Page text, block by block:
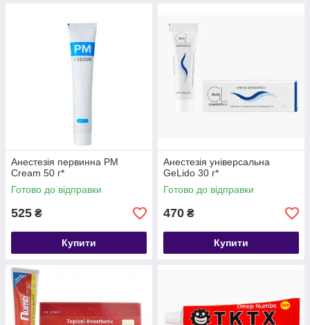
Анестезія первинна PM
Cream 50 г*
Готово до відправки
525 ₴
Купити
Анестезія універсальна
GeLido 30 г*
Готово до відправки
470 ₴
Купити